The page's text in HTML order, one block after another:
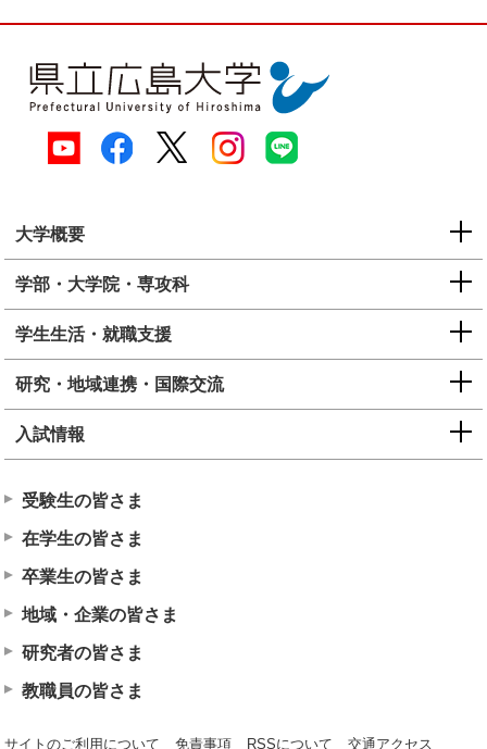
大学概要
学部・大学院・専攻科
学生生活・就職支援
研究・地域連携・国際交流
入試情報
受験生の皆さま
在学生の皆さま
卒業生の皆さま
地域・企業の皆さま
研究者の皆さま
教職員の皆さま
サイトのご利用について 免責事項 RSSについて 交通アクセス